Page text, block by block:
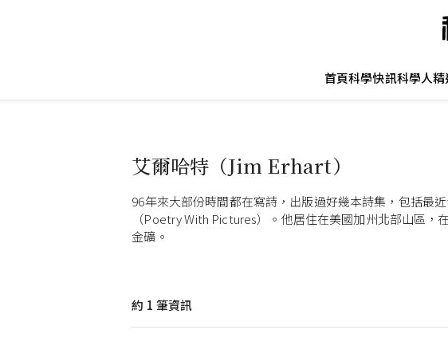
首頁科學快訊科學人精
艾爾哈特（Jim Erhart）
96年來大部份時間都在寫詩，出版過好幾本詩集，包括最近
（Poetry With Pictures）。他居住在美國加州北部山區，
金礦。
約 1 筆資訊